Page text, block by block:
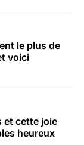
le plus de
voici
et cette joie
heureux